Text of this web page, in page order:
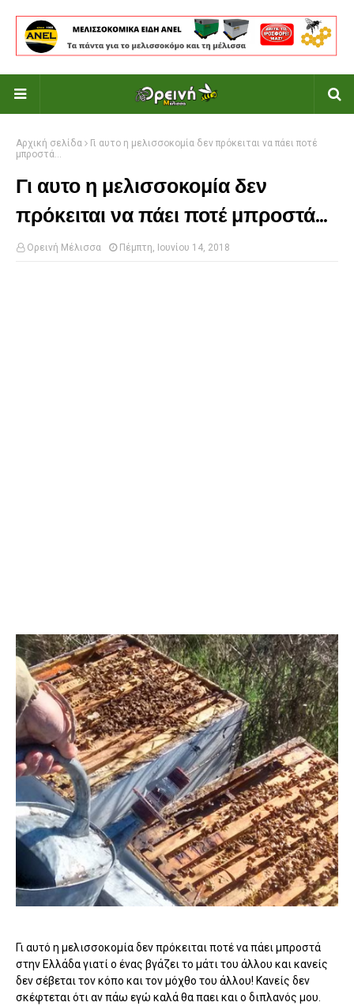
Αρχική σελίδα
Γι αυτο η μελισσοκομία δεν πρόκειται να πάει ποτέ
μπροστά...
Γι αυτο η μελισσοκομία δεν
πρόκειται να πάει ποτέ μπροστά...
Ορεινή Μέλισσα Πέμπτη, Ιουνίου 14, 2018
Γι αυτό η μελισσοκομία δεν πρόκειται ποτέ να πάει μπροστά
στην Ελλάδα γιατί ο ένας βγάζει το μάτι του άλλου και κανείς
δεν σέβεται τον κόπο και τον μόχθο του άλλου! Κανείς δεν
σκέφτεται ότι αν πάω εγώ καλά θα παει και ο διπλανός μου.